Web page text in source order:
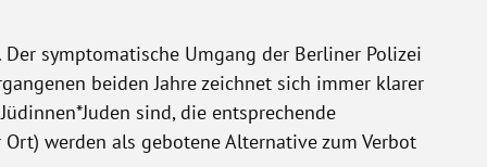
symptomatische Umgang der Berliner Polizei
beiden Jahre zeichnet sich immer klarer
sind, die entsprechende
werden als gebotene Alternative zum Verbot